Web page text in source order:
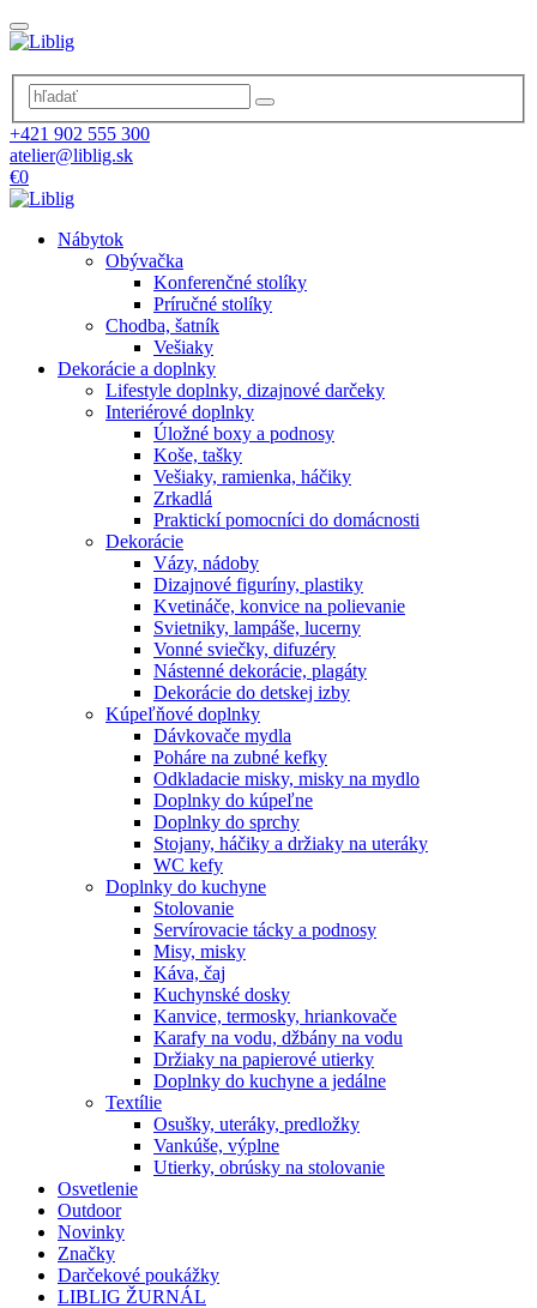
+421 902 555 300
atelier@liblig.sk
€0
Nábytok
Obývačka
Konferenčné stolíky
Príručné stolíky
Chodba, šatník
Vešiaky
Dekorácie a doplnky
Lifestyle doplnky, dizajnové darčeky
Interiérové doplnky
Úložné boxy a podnosy
Koše, tašky
Vešiaky, ramienka, háčiky
Zrkadlá
Praktickí pomocníci do domácnosti
Dekorácie
Vázy, nádoby
Dizajnové figuríny, plastiky
Kvetináče, konvice na polievanie
Svietniky, lampáše, lucerny
Vonné sviečky, difuzéry
Nástenné dekorácie, plagáty
Dekorácie do detskej izby
Kúpeľňové doplnky
Dávkovače mydla
Poháre na zubné kefky
Odkladacie misky, misky na mydlo
Doplnky do kúpeľne
Doplnky do sprchy
Stojany, háčiky a držiaky na uteráky
WC kefy
Doplnky do kuchyne
Stolovanie
Servírovacie tácky a podnosy
Misy, misky
Káva, čaj
Kuchynské dosky
Kanvice, termosky, hriankovače
Karafy na vodu, džbány na vodu
Držiaky na papierové utierky
Doplnky do kuchyne a jedálne
Textílie
Osušky, uteráky, predložky
Vankúše, výplne
Utierky, obrúsky na stolovanie
Osvetlenie
Outdoor
Novinky
Značky
Darčekové poukážky
LIBLIG ŽURNÁL